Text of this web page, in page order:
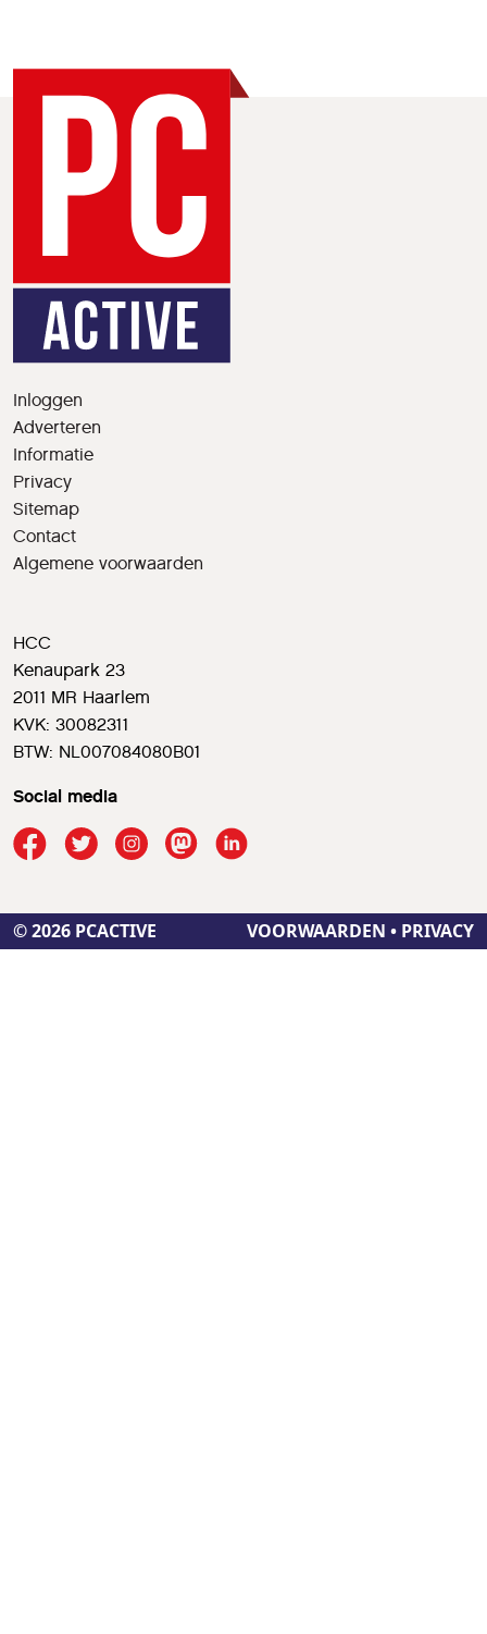
Inloggen
Adverteren
Informatie
Privacy
Sitemap
Contact
Algemene voorwaarden
HCC
Kenaupark 23
2011 MR Haarlem
KVK: 30082311
BTW: NL007084080B01
Social media
© 2026 PCACTIVE VOORWAARDEN • PRIVACY